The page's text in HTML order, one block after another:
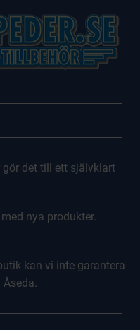
gör det till ett självklart
nya produkter.
kan vi inte garantera